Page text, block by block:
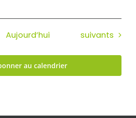
Aujourd’hui Évènements
suivants
au calendrier